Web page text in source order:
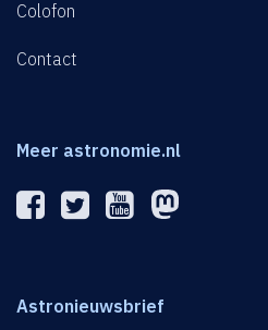
Colofon
Contact
Meer astronomie.nl
Astronieuwsbrief